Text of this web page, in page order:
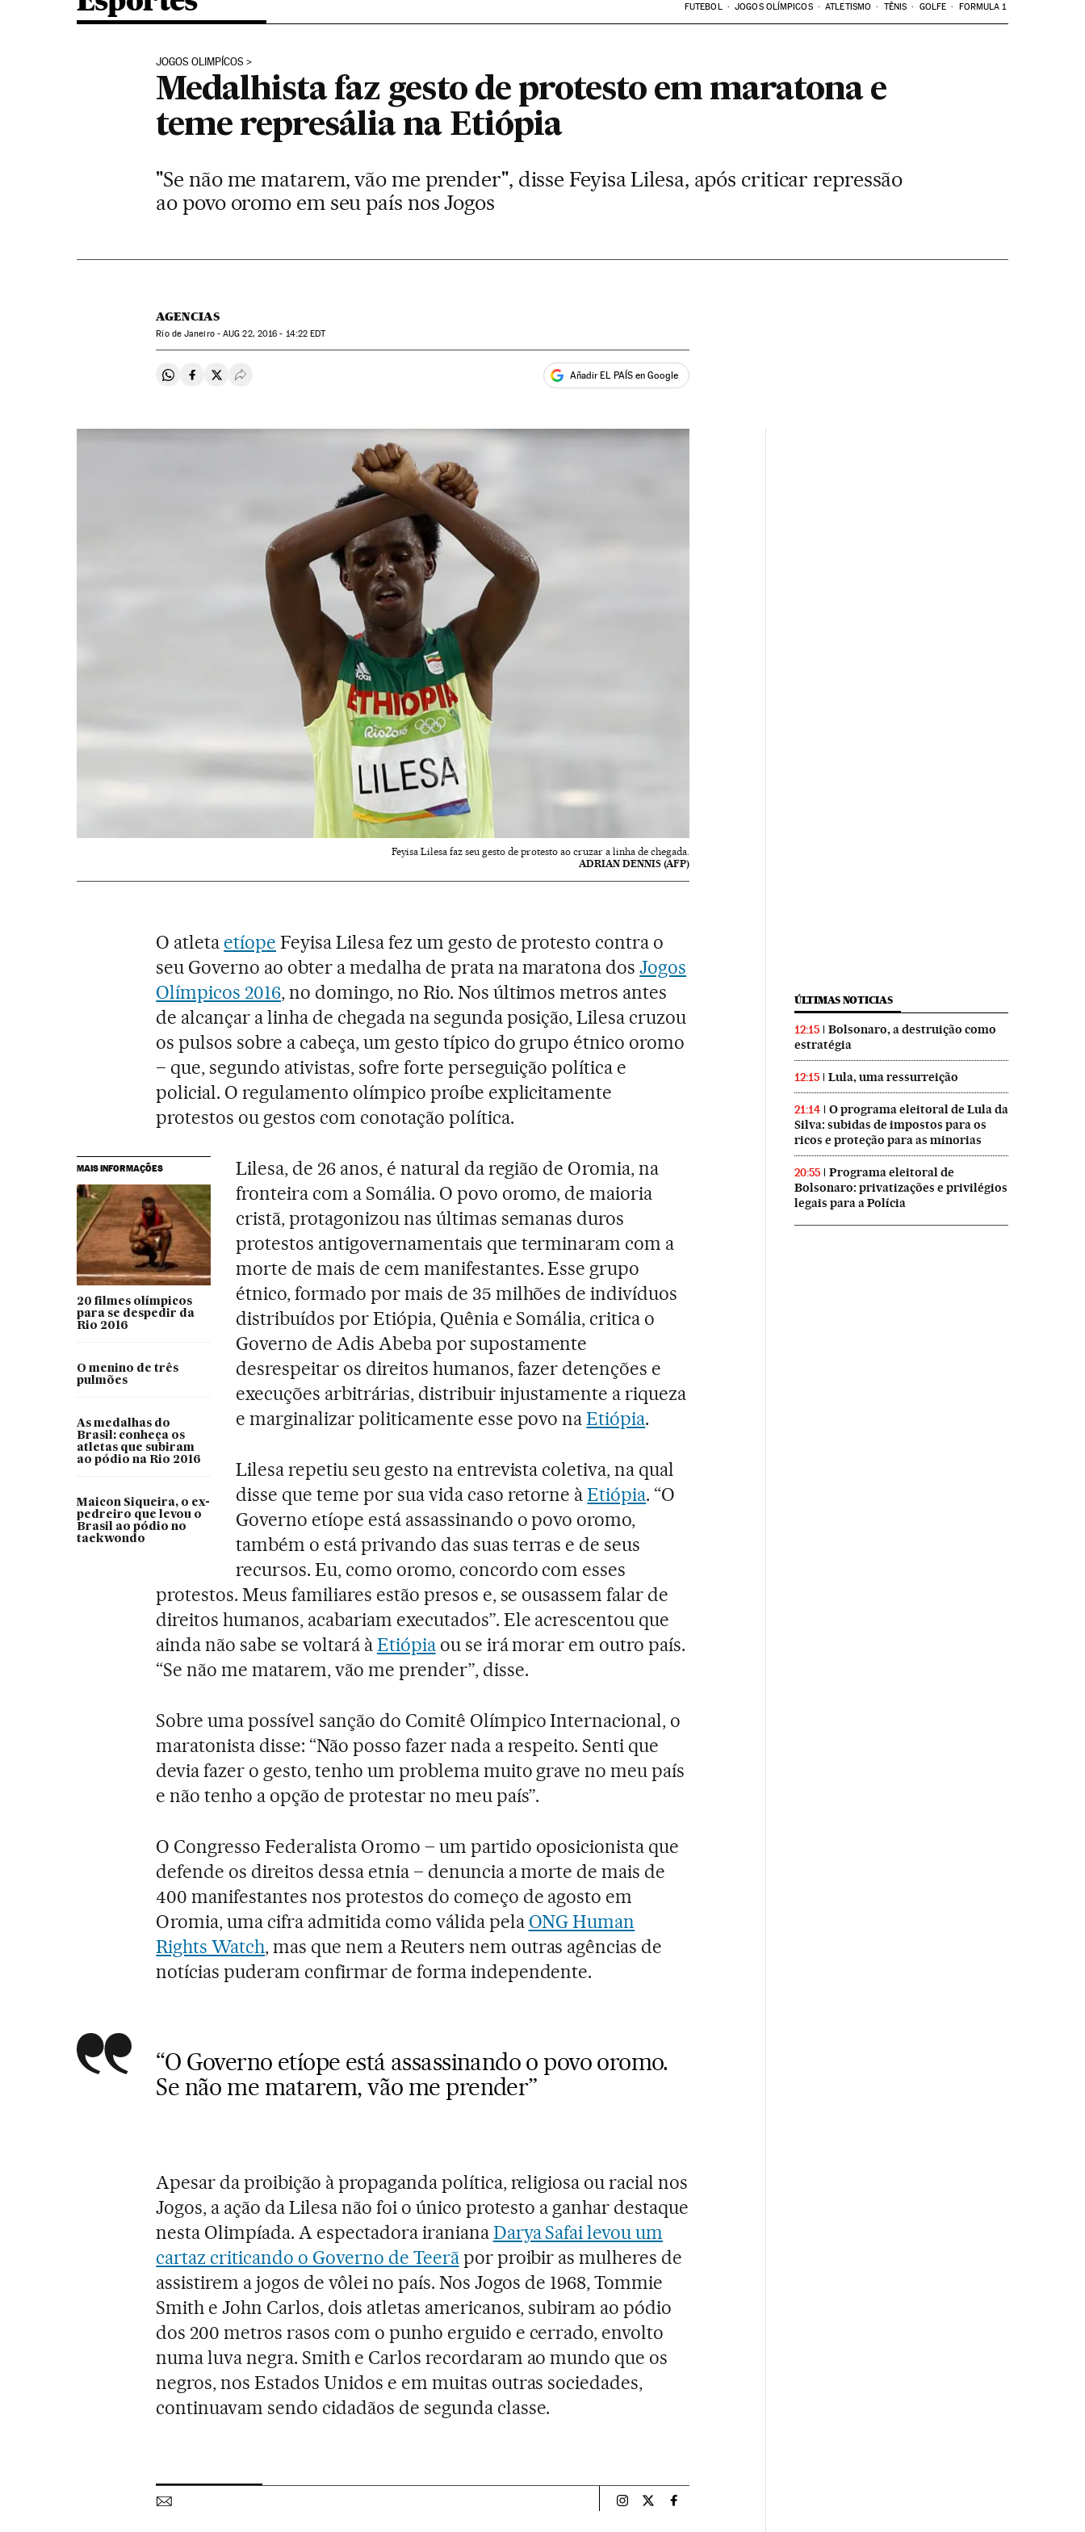
FUTEBOL JOGOS OLÍMPICOS ATLETISMO TÊNIS GOLFE FORMULA 1
JOGOS OLIMPÍCOS
Medalhista faz gesto de protesto em maratona e
teme represália na Etiópia
"Se não me matarem, vão me prender", disse Feyisa Lilesa, após criticar repressão
ao povo oromo em seu país nos Jogos
AGENCIAS
Río de Janeiro -AUG 22, 2016 - 14:22 EDT
Compartir en Whatsapp
Compartir en Facebook
Compartir en Twitter
Desplegar Redes Sociales Añadir EL PAÍS en Google
Feyisa Lilesa faz seu gesto de protesto ao cruzar a linha de chegada.
ADRIAN DENNIS (AFP)
O atleta etíope Feyisa Lilesa fez um gesto de protesto contra o
seu Governo ao obter a medalha de prata na maratona dosJogos
Olímpicos 2016, no domingo, no Rio. Nos últimos metros antes
de alcançar a linha de chegada na segunda posição, Lilesa cruzou
os pulsos sobre a cabeça, um gesto típico do grupo étnico oromo
– que, segundo ativistas, sofre forte perseguição política e
policial. O regulamento olímpico proíbe explicitamente
protestos ou gestos com conotação política.
MAIS INFORMAÇÕES
20 filmes olímpicos
para se despedir da
Rio 2016
O menino de três
pulmões
As medalhas do
Brasil: conheça os
atletas que subiram
ao pódio na Rio 2016
Maicon Siqueira, o ex-
pedreiro que levou o
Brasil ao pódio no
taekwondo
Lilesa, de 26 anos, é natural da região de Oromia, na
fronteira com a Somália. O povo oromo, de maioria
cristã, protagonizou nas últimas semanas duros
protestos antigovernamentais que terminaram com a
morte de mais de cem manifestantes. Esse grupo
étnico, formado por mais de 35 milhões de indivíduos
distribuídos por Etiópia, Quênia e Somália, critica o
Governo de Adis Abeba por supostamente
desrespeitar os direitos humanos, fazer detenções e
execuções arbitrárias, distribuir injustamente a riqueza
e marginalizar politicamente esse povo naEtiópia.
Lilesa repetiu seu gesto na entrevista coletiva, na qual
disse que teme por sua vida caso retorne àEtiópia. “O
Governo etíope está assassinando o povo oromo,
também o está privando das suas terras e de seus
recursos. Eu, como oromo, concordo com esses
protestos. Meus familiares estão presos e, se ousassem falar de
direitos humanos, acabariam executados”. Ele acrescentou que
ainda não sabe se voltará àEtiópiaou se irá morar em outro país.
“Se não me matarem, vão me prender”, disse.
Sobre uma possível sanção do Comitê Olímpico Internacional, o
maratonista disse: “Não posso fazer nada a respeito. Senti que
devia fazer o gesto, tenho um problema muito grave no meu país
e não tenho a opção de protestar no meu país”.
O Congresso Federalista Oromo – um partido oposicionista que
defende os direitos dessa etnia – denuncia a morte de mais de
400 manifestantes nos protestos do começo de agosto em
Oromia, uma cifra admitida como válida pela ONG Human
Rights Watch, mas que nem a Reuters nem outras agências de
notícias puderam confirmar de forma independente.
“O Governo etíope está assassinando o povo oromo.
Se não me matarem, vão me prender”
Apesar da proibição à propaganda política, religiosa ou racial nos
Jogos, a ação da Lilesa não foi o único protesto a ganhar destaque
nesta Olimpíada. A espectadora iranianaDarya Safai levou um
cartaz criticando o Governo de Teerãpor proibir as mulheres de
assistirem a jogos de vôlei no país. Nos Jogos de 1968, Tommie
Smith e John Carlos, dois atletas americanos, subiram ao pódio
dos 200 metros rasos com o punho erguido e cerrado, envolto
numa luva negra. Smith e Carlos recordaram ao mundo que os
negros, nos Estados Unidos e em muitas outras sociedades,
continuavam sendo cidadãos de segunda classe.
Esportes El País Brasil en Instagram
Esportes El País Brasil en Twitter
Esportes El País Brasil en Facebook
ÚLTIMAS NOTICIAS
12:15
Bolsonaro, a destruição como
estratégia
12:15 Lula, uma ressurreição
21:14
O programa eleitoral de Lula da
Silva: subidas de impostos para os
ricos e proteção para as minorias
20:55
Programa eleitoral de
Bolsonaro: privatizações e privilégios
legais para a Polícia